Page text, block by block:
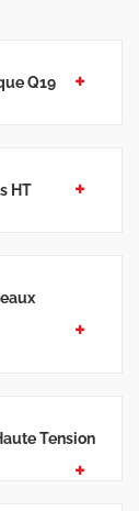
Q19
HT
Tension